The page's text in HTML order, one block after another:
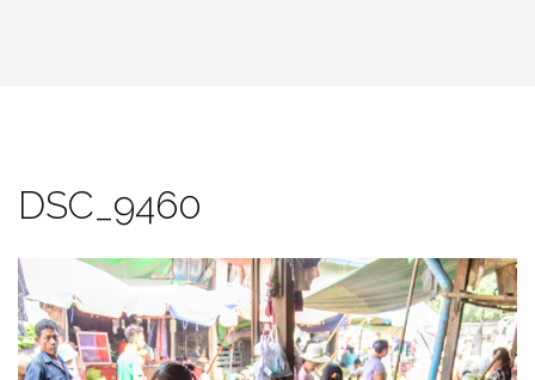
DSC_9460